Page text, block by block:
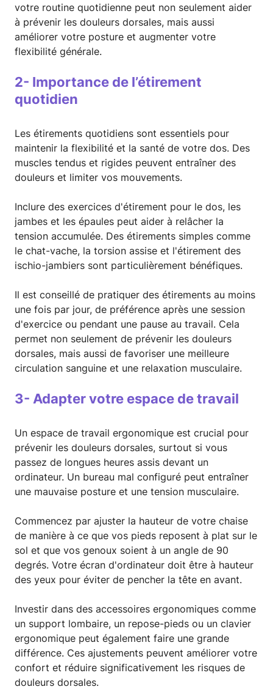
votre routine quotidienne peut non seulement aider
à prévenir les douleurs dorsales, mais aussi
améliorer votre posture et augmenter votre
flexibilité générale.
2- Importance de l’étirement
quotidien
Les étirements quotidiens sont essentiels pour
maintenir la flexibilité et la santé de votre dos. Des
muscles tendus et rigides peuvent entraîner des
douleurs et limiter vos mouvements.
Inclure des exercices d'étirement pour le dos, les
jambes et les épaules peut aider à relâcher la
tension accumulée. Des étirements simples comme
le chat-vache, la torsion assise et l'étirement des
ischio-jambiers sont particulièrement bénéfiques.
Il est conseillé de pratiquer des étirements au moins
une fois par jour, de préférence après une session
d'exercice ou pendant une pause au travail. Cela
permet non seulement de prévenir les douleurs
dorsales, mais aussi de favoriser une meilleure
circulation sanguine et une relaxation musculaire.
3- Adapter votre espace de travail
Un espace de travail ergonomique est crucial pour
prévenir les douleurs dorsales, surtout si vous
passez de longues heures assis devant un
ordinateur. Un bureau mal configuré peut entraîner
une mauvaise posture et une tension musculaire.
Commencez par ajuster la hauteur de votre chaise
de manière à ce que vos pieds reposent à plat sur le
sol et que vos genoux soient à un angle de 90
degrés. Votre écran d'ordinateur doit être à hauteur
des yeux pour éviter de pencher la tête en avant.
Investir dans des accessoires ergonomiques comme
un support lombaire, un repose-pieds ou un clavier
ergonomique peut également faire une grande
différence. Ces ajustements peuvent améliorer votre
confort et réduire significativement les risques de
douleurs dorsales.